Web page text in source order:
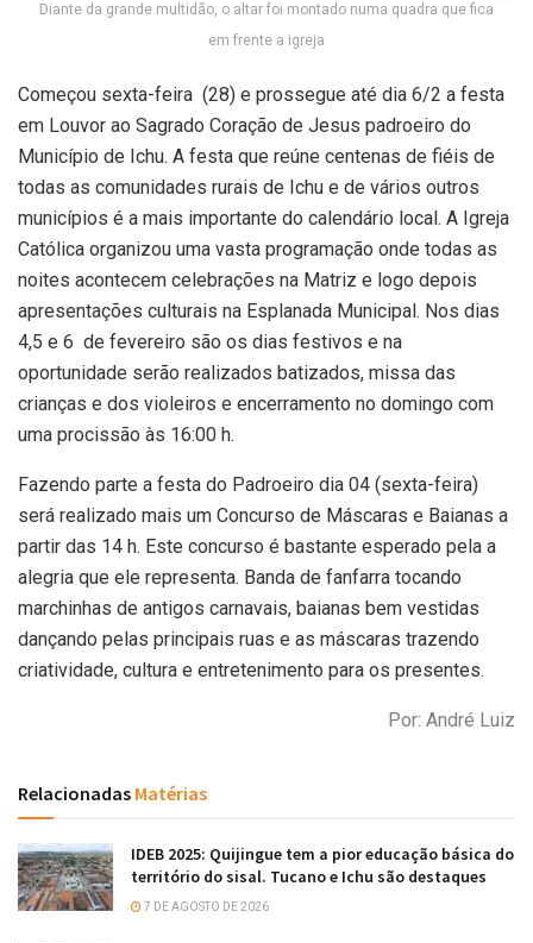
Diante da grande multidão, o altar foi montado numa quadra que fica
em frente a igreja
Começou sexta-feira (28) e prossegue até dia 6/2 a festa
em Louvor ao Sagrado Coração de Jesus padroeiro do
Município de Ichu. A festa que reúne centenas de fiéis de
todas as comunidades rurais de Ichu e de vários outros
municípios é a mais importante do calendário local. A Igreja
Católica organizou uma vasta programação onde todas as
noites acontecem celebrações na Matriz e logo depois
apresentações culturais na Esplanada Municipal. Nos dias
4,5 e 6 de fevereiro são os dias festivos e na
oportunidade serão realizados batizados, missa das
crianças e dos violeiros e encerramento no domingo com
uma procissão às 16:00 h.
Fazendo parte a festa do Padroeiro dia 04 (sexta-feira)
será realizado mais um Concurso de Máscaras e Baianas a
partir das 14 h. Este concurso é bastante esperado pela a
alegria que ele representa. Banda de fanfarra tocando
marchinhas de antigos carnavais, baianas bem vestidas
dançando pelas principais ruas e as máscaras trazendo
criatividade, cultura e entretenimento para os presentes.
Por: André Luiz
Relacionadas Matérias
IDEB 2025: Quijingue tem a pior educação básica do
território do sisal. Tucano e Ichu são destaques
7 DE AGOSTO DE 2026